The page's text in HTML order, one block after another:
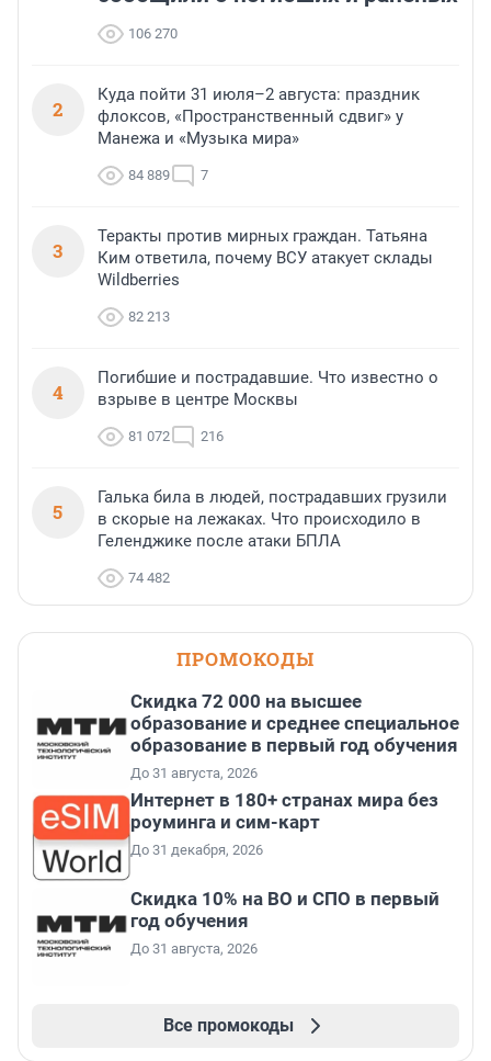
106 270
2
Куда пойти 31 июля–2 августа: праздник
флоксов, «Пространственный сдвиг» у
Манежа и «Музыка мира»
84 889 7
3
Теракты против мирных граждан. Татьяна
Ким ответила, почему ВСУ атакует склады
Wildberries
82 213
4
Погибшие и пострадавшие. Что известно о
взрыве в центре Москвы
81 072 216
5
Галька била в людей, пострадавших грузили
в скорые на лежаках. Что происходило в
Геленджике после атаки БПЛА
74 482
ПРОМОКОДЫ
Скидка 72 000 на высшее
образование и среднее специальное
образование в первый год обучения
До 31 августа, 2026
Интернет в 180+ странах мира без
роуминга и сим-карт
До 31 декабря, 2026
Скидка 10% на ВО и СПО в первый
год обучения
До 31 августа, 2026
Все промокоды